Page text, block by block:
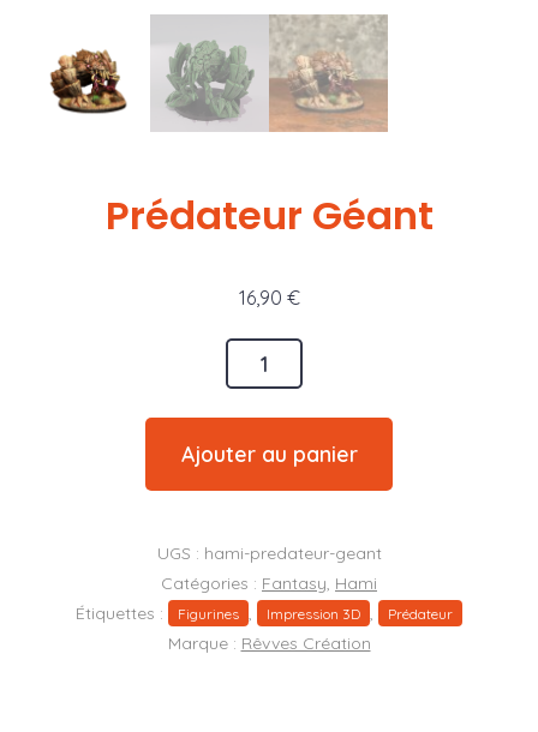
Prédateur Géant
16,90 €
Ajouter au panier
UGS : hami-predateur-geant
Catégories : Fantasy Hami
Étiquettes :
Figurines Impression 3D Prédateur
Marque : Rêvves Création